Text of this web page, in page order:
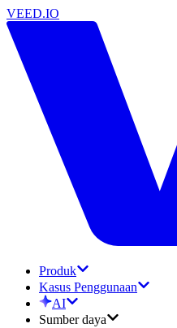
VEED.IO
Produk
Kasus Penggunaan
AI
Sumber daya